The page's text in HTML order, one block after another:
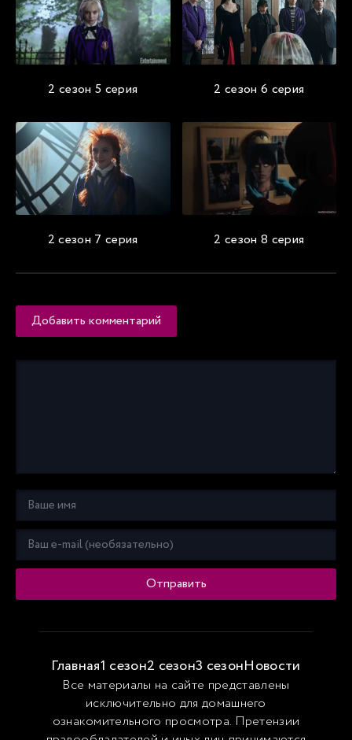
2 сезон 5 серия 2 сезон 6 серия
2 сезон 7 серия 2 сезон 8 серия
Добавить комментарий
Отправить
Главная1 сезон2 сезон3 сезонНовости
Все материалы на сайте представлены
исключительно для домашнего
ознакомительного просмотра. Претензии